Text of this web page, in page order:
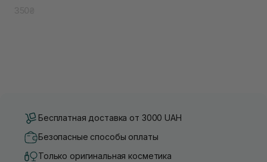
Бесплатная доставка от 3000 UAH
Безопасные способы оплаты
Только оригинальная косметика